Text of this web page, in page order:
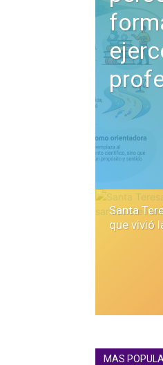
Santa
que vivió
MAS